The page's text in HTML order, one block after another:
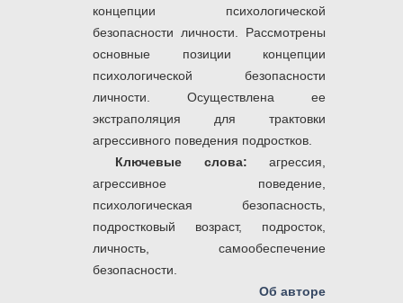
концепции психологической
безопасности личности. Рассмотрены
основные позиции концепции
психологической безопасности
личности. Осуществлена ее
экстраполяция для трактовки
агрессивного поведения подростков.
Ключевые слова: агрессия,
агрессивное поведение,
психологическая безопасность,
подростковый возраст, подросток,
личность, самообеспечение
безопасности.
Об авторе